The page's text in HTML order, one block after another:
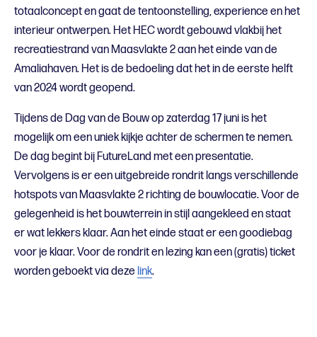
totaalconcept en gaat de tentoonstelling, experience en het
interieur ontwerpen. Het HEC wordt gebouwd vlakbij het
recreatiestrand van Maasvlakte 2 aan het einde van de
Amaliahaven. Het is de bedoeling dat het in de eerste helft
van 2024 wordt geopend.
Tijdens de Dag van de Bouw op zaterdag 17 juni is het
mogelijk om een uniek kijkje achter de schermen te nemen.
De dag begint bij FutureLand met een presentatie.
Vervolgens is er een uitgebreide rondrit langs verschillende
hotspots van Maasvlakte 2 richting de bouwlocatie. Voor de
gelegenheid is het bouwterrein in stijl aangekleed en staat
er wat lekkers klaar. Aan het einde staat er een goodiebag
voor je klaar. Voor de rondrit en lezing kan een (gratis) ticket
worden geboekt via deze link.